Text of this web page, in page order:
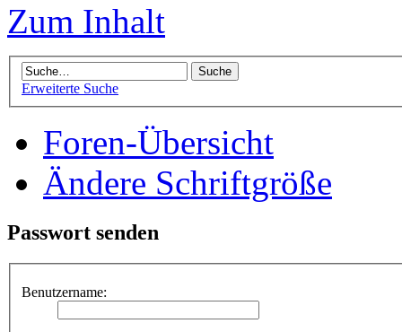
Zum Inhalt
Erweiterte Suche
Foren-Übersicht
Ändere Schriftgröße
Passwort senden
Benutzername: